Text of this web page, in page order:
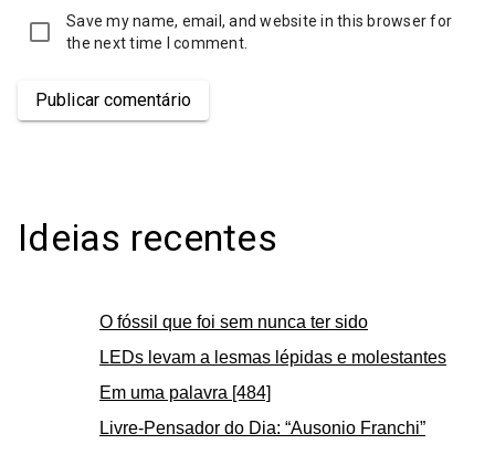
Save my name, email, and website in this browser for
the next time I comment.
Publicar comentário
Ideias recentes
O fóssil que foi sem nunca ter sido
LEDs levam a lesmas lépidas e molestantes
Em uma palavra [484]
Livre-Pensador do Dia: “Ausonio Franchi”